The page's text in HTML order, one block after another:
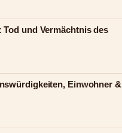
und Vermächtnis des
Einwohner &